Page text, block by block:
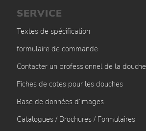
SERVICE
Textes de spécification
formulaire de commande
Contacter un professionnel de la douche
Fiches de cotes pour les douches
Base de données d’images
Catalogues / Brochures / Formulaires